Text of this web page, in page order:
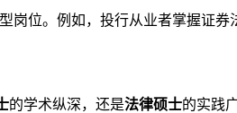
岗位。例如，投行从业者掌握证券
的学术纵深，还是法律硕士的实践